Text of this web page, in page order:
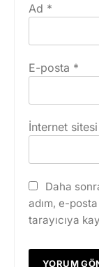
Ad *
E-posta *
İnternet sitesi
Daha
adım, e-
tarayıcıya